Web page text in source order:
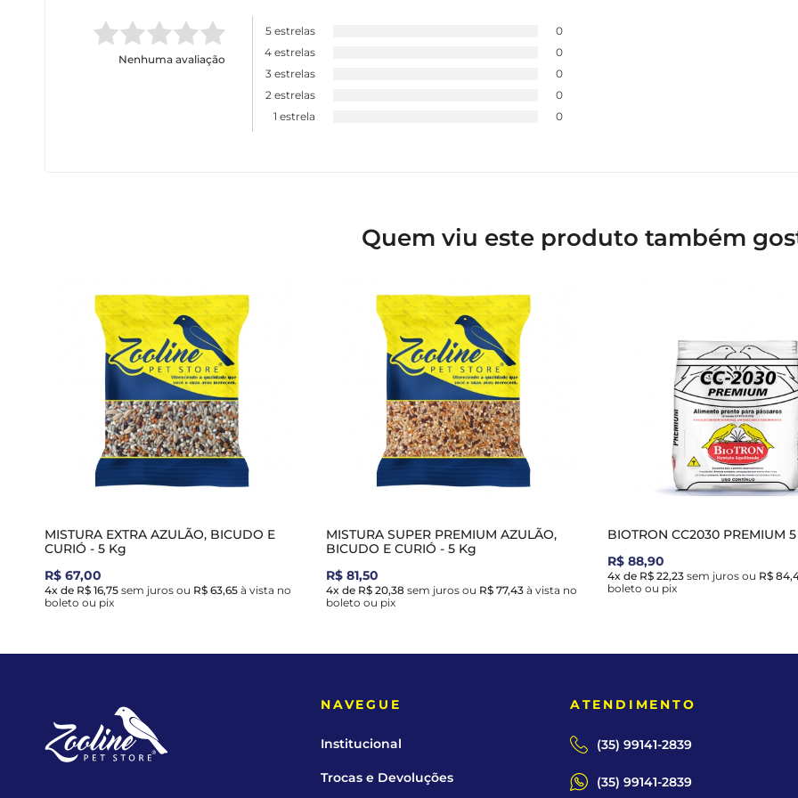
Nenhuma avaliação
5 estrelas
0
4 estrelas
0
3 estrelas
0
2 estrelas
0
1 estrela
0
Quem viu este produto também
MISTURA EXTRA AZULÃO, BICUDO E
CURIÓ - 5 Kg
R$ 67,00
4x de R$ 16,75 sem juros ou R$ 63,65 à vista no
boleto ou pix
MISTURA SUPER PREMIUM AZULÃO,
BICUDO E CURIÓ - 5 Kg
R$ 81,50
4x de R$ 20,38 sem juros ou R$ 77,43 à vista no
boleto ou pix
BIOTRON CC2030 PREMIUM
R$ 88,90
4x de R$ 22,23 sem juros ou R$
boleto ou pix
NAVEGUE
Institucional
Trocas e Devoluções
ATENDIMENTO
(35) 99141-2839
(35) 99141-2839